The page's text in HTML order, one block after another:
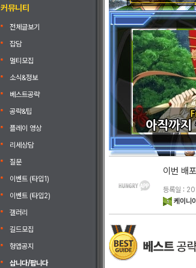
커뮤니티
전체글보기
잡담
멀티모집
소식&정보
베스트공략
공략&팁
플레이 영상
리세상담
질문
이벤트 (타입1)
이벤트 (타입2)
갤러리
길드모집
헝앱공지
삽니다/팝니다
이번 배
등록일 :
케이니